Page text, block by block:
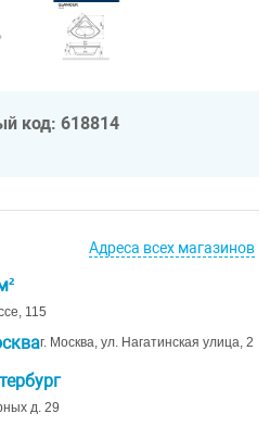
код: 618814
Адреса всех магазинов
115
г. Москва, ул. Нагатинская улица, 2
д. 29